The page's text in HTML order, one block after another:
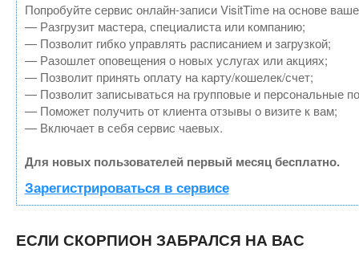
Попробуйте сервис онлайн-записи VisitTime на основе
— Разгрузит мастера, специалиста или компанию;
— Позволит гибко управлять расписанием и загрузкой;
— Разошлет оповещения о новых услугах или акциях;
— Позволит принять оплату на карту/кошелек/счет;
— Позволит записываться на групповые и персональные
— Поможет получить от клиента отзывы о визите к вам;
— Включает в себя сервис чаевых.
Для новых пользователей первый месяц бесплатно.
Зарегистрироваться в сервисе
ЕСЛИ СКОРПИОН ЗАБРАЛСЯ НА ВАС